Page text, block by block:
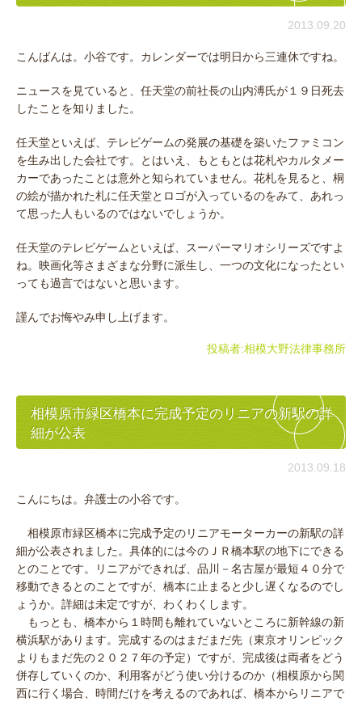
2013.09.20
こんばんは。小谷です。カレンダーでは明日から三連休ですね。
ニュースを見ていると、任天堂の前社長の山内溥氏が１９日死去
したことを知りました。
任天堂といえば、テレビゲームの発展の基礎を築いたファミコン
を生み出した会社です。とはいえ、もともとは花札やカルタメー
カーであったことは意外と知られていません。花札を見ると、桐
の絵が描かれた札に任天堂とロゴが入っているのをみて、あれっ
て思った人もいるのではないでしょうか。
任天堂のテレビゲームといえば、スーパーマリオシリーズですよ
ね。映画化等さまざまな分野に派生し、一つの文化になったとい
っても過言ではないと思います。
謹んでお悔やみ申し上げます。
投稿者:相模大野法律事務所
相模原市緑区橋本に完成予定のリニアの新駅の詳
細が公表
2013.09.18
こんにちは。弁護士の小谷です。
相模原市緑区橋本に完成予定のリニアモーターカーの新駅の詳
細が公表されました。具体的には今のＪＲ橋本駅の地下にできる
とのことです。リニアができれば、品川－名古屋が最短４０分で
移動できるとのことですが、橋本に止まると少し遅くなるのでし
ょうか。詳細は未定ですが、わくわくします。
もっとも、橋本から１時間も離れていないところに新幹線の新
横浜駅があります。完成するのはまだまだ先（東京オリンピック
よりもまだ先の２０２７年の予定）ですが、完成後は両者をどう
併存していくのか、利用客がどう使い分けるのか（相模原から関
西に行く場合、時間だけを考えるのであれば、橋本からリニアで